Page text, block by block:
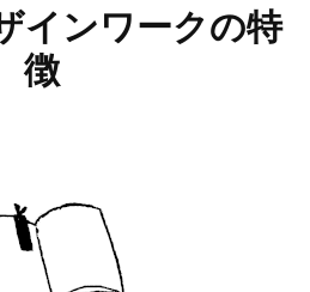
インワークの特
徴